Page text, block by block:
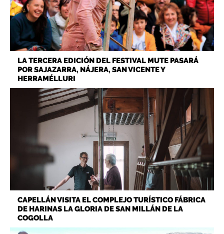
LA TERCERA EDICIÓN DEL FESTIVAL MUTE PASARÁ
POR SAJAZARRA, NÁJERA, SAN VICENTE Y
HERRAMÉLLURI
CAPELLÁN VISITA EL COMPLEJO TURÍSTICO FÁBRICA
DE HARINAS LA GLORIA DE SAN MILLÁN DE LA
COGOLLA